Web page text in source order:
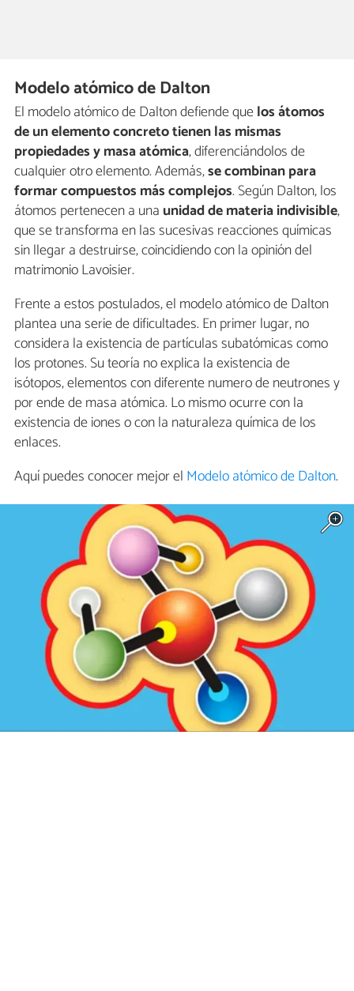
Modelo atómico de Dalton
El modelo atómico de Dalton defiende quelos átomos
de un elemento concreto tienen las mismas
propiedades y masa atómica, diferenciándolos de
cualquier otro elemento. Además,se combinan para
formar compuestos más complejos. Según Dalton, los
átomos pertenecen a una unidad de materia indivisible,
que se transforma en las sucesivas reacciones químicas
sin llegar a destruirse, coincidiendo con la opinión del
matrimonio Lavoisier.
Frente a estos postulados, el modelo atómico de Dalton
plantea una serie de dificultades. En primer lugar, no
considera la existencia de partículas subatómicas como
los protones. Su teoría no explica la existencia de
isótopos, elementos con diferente numero de neutrones y
por ende de masa atómica. Lo mismo ocurre con la
existencia de iones o con la naturaleza química de los
enlaces.
Aquí puedes conocer mejor el Modelo atómico de Dalton.